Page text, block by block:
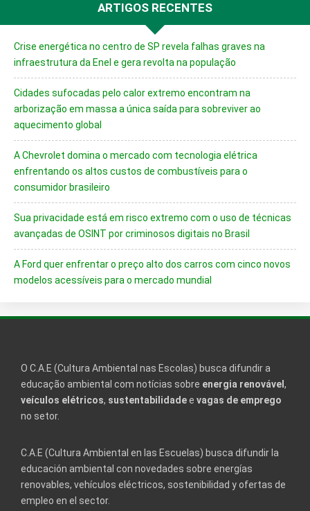
ARTIGOS RECENTES
Crise energética no centro de SP revela falhas graves na
infraestrutura da Enel e gera revolta na população
Cidades sufocadas pelo calor extremo encontram na
arborização em massa a única saída para sobreviver ao
aquecimento global
A Chevrolet domina o mercado com tecnologia elétrica
enfrentando os altos custos de combustíveis para o
consumidor brasileiro
Sua privacidade está em risco extremo com o uso de técnicas
avançadas de OSINT por criminosos digitais no Brasil
A Ford quer enfrentar o preço alto dos carros com cinco novos
modelos acessíveis para o mercado mundial
O C.A.E (Cultura Ambiental nas Escolas) busca difundir a
educação ambiental com notícias sobre energia renovável ,
veículos elétricos, sustentabilidadee vagas de emprego
no setor.
C.A.E (Cultura Ambiental en las Escuelas) busca difundir la
educación ambiental con novedades sobre energías
renovables, vehículos eléctricos, sostenibilidad y ofertas de
empleo en el sector.